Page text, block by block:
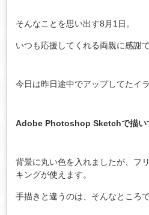
そんなことを思い出す8月1日。
いつも応援してくれる両親に感謝
今日は昨日途中でアップしてたイ
Adobe Photoshop Sketchで描い
背景に丸い色を入れましたが、フ
キングが使えます。
手描きと違うのは、そんなところ